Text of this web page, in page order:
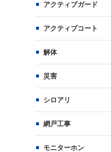
アクティブガード
アクティブコート
解体
災害
シロアリ
網戸工事
モニターホン